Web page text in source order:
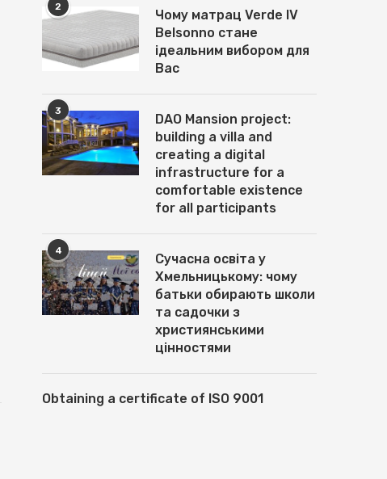
2
Чому матрац Verde IV
Belsonno стане
ідеальним вибором для
Вас
3
DAO Mansion project:
building a villa and
creating a digital
infrastructure for a
comfortable existence
for all participants
4
Сучасна освіта у
Хмельницькому: чому
батьки обирають школи
та садочки з
християнськими
цінностями
Obtaining a certificate of ISO 9001